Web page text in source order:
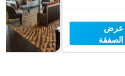
عرض
الصفقة